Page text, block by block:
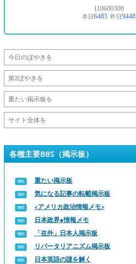
各種主要BBS（掲示板）
重たい掲示板
気になる記事の転載掲示板
<アメリカ政治情報メモ>
日本政界●情報メモ
「在外」日本人掲示板
リバータリアニズム掲示板
日本英語の謎を解く